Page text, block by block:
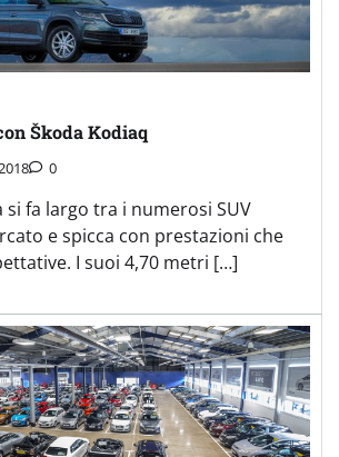
Škoda Kodiaq
0
si fa largo tra i numerosi SUV
e spicca con prestazioni che
I suoi 4,70 metri […]